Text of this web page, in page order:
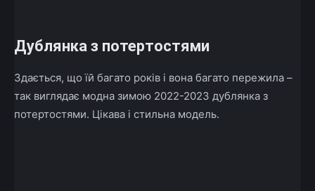
Дублянка з потертостями
Здається, що їй багато років і вона багато пережила –
так виглядає модна зимою 2022-2023 дублянка з
потертостями. Цікава і стильна модель.